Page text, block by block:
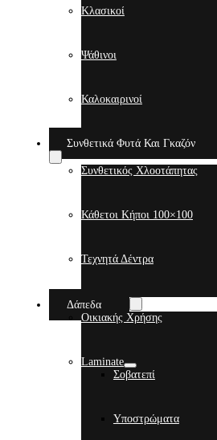
Κλασικοί
Ψάθινοι
Καλοκαιρινοί
Συνθετικά Φυτά Και Γκαζόν
Συνθετικός Χλοοτάπητας
Κάθετοι Κήποι 100×100
Τεχνητά Δέντρα
Δάπεδα
Οικιακής Χρήσης
Laminate
Σοβατεπί
Υποστρώματα